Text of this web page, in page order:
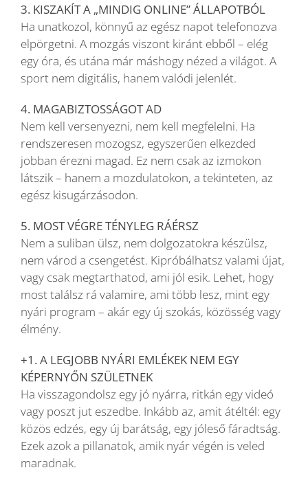
3. KISZAKÍT A „MINDIG ONLINE” ÁLLAPOTBÓL
Ha unatkozol, könnyű az egész napot telefonozva
elpörgetni. A mozgás viszont kiránt ebből – elég
egy óra, és utána már máshogy nézed a világot. A
sport nem digitális, hanem valódi jelenlét.
4. MAGABIZTOSSÁGOT AD
Nem kell versenyezni, nem kell megfelelni. Ha
rendszeresen mozogsz, egyszerűen elkezded
jobban érezni magad. Ez nem csak az izmokon
látszik – hanem a mozdulatokon, a tekinteten, az
egész kisugárzásodon.
5. MOST VÉGRE TÉNYLEG RÁÉRSZ
Nem a suliban ülsz, nem dolgozatokra készülsz,
nem várod a csengetést. Kipróbálhatsz valami újat,
vagy csak megtarthatod, ami jól esik. Lehet, hogy
most találsz rá valamire, ami több lesz, mint egy
nyári program – akár egy új szokás, közösség vagy
élmény.
+1. A LEGJOBB NYÁRI EMLÉKEK NEM EGY
KÉPERNYŐN SZÜLETNEK
Ha visszagondolsz egy jó nyárra, ritkán egy videó
vagy poszt jut eszedbe. Inkább az, amit átéltél: egy
közös edzés, egy új barátság, egy jóleső fáradtság.
Ezek azok a pillanatok, amik nyár végén is veled
maradnak.